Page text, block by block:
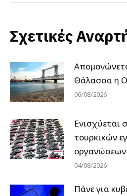
Σχετικές
Θάλασσα η
06/08/2026
Ενισχύεται
τουρκικών
04/08/2026
Πάνε για